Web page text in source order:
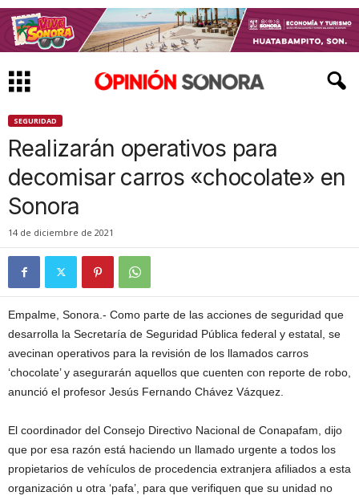
SEGURIDAD
Realizarán operativos para
decomisar carros «chocolate» en
Sonora
14 de diciembre de 2021
Empalme, Sonora.- Como parte de las acciones de seguridad que
desarrolla la Secretaría de Seguridad Pública federal y estatal, se
avecinan operativos para la revisión de los llamados carros
‘chocolate’ y asegurarán aquellos que cuenten con reporte de robo,
anunció el profesor Jesús Fernando Chávez Vázquez.
El coordinador del Consejo Directivo Nacional de Conapafam, dijo
que por esa razón está haciendo un llamado urgente a todos los
propietarios de vehículos de procedencia extranjera afiliados a esta
organización u otra ‘pafa’, para que verifiquen que su unidad no